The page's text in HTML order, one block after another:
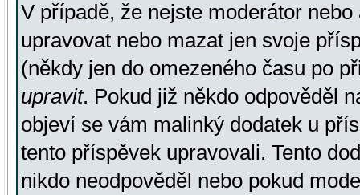
V případě, že nejste moderátor
upravovat nebo mazat jen svoje
(někdy jen do omezeného času po
upravit. Pokud již někdo odpověděl
objeví se vám malinký dodatek u
tento příspěvek upravovali. Tento
nikdo neodpověděl nebo pokud